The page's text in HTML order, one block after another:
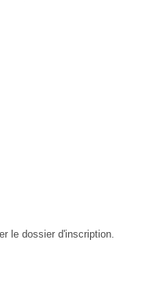
le dossier d'inscription.